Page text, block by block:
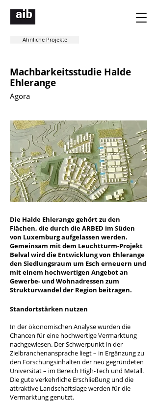
Ähnliche Projekte
Machbarkeitsstudie Halde
Ehlerange
Agora
Die Halde Ehlerange gehört zu den
Flächen, die durch die ARBED im Süden
von Luxemburg aufgelassen werden.
Gemeinsam mit dem Leuchtturm-Projekt
Belval wird die Entwicklung von Ehlerange
den Siedlungsraum um Esch erneuern und
mit einem hochwertigen Angebot an
Gewerbe- und Wohnadressen zum
Strukturwandel der Region beitragen.
Standortstärken nutzen
In der ökonomischen Analyse wurden die
Chancen für eine hochwertige Vermarktung
nachgewiesen. Der Schwerpunkt in der
Zielbranchenansprache liegt – in Ergänzung zu
den Forschungsinhalten der neu gegründeten
Universität – im Bereich High-Tech und Metall.
Die gute verkehrliche Erschließung und die
attraktive Landschaftslage werden für die
Vermarktung genutzt.